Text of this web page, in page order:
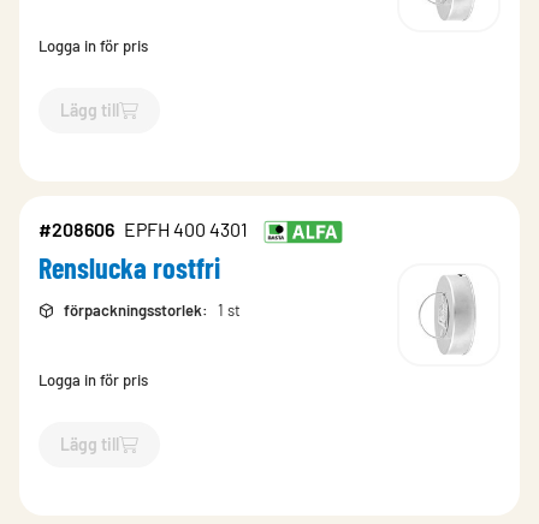
Logga in för pris
Lägg till
`$Lägg till
#208606 EPFH 400 4301
Renslucka rostfri
förpackningsstorlek: 1 st
Logga in för pris
Lägg till
`$Lägg till